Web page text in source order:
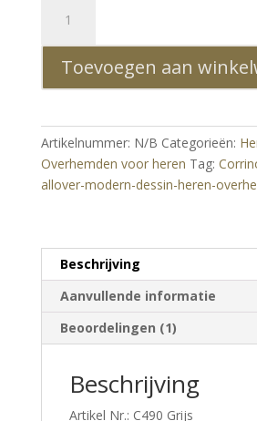
modern
fit
allover
modern
heren
overhemd
Grijs
aantal
Toevoegen aan
Artikelnummer: N/B Categorieën:
Overhemden voor heren Tag:
allover-modern-dessin-heren-
Beschrijving
Aanvullende informatie
Beoordelingen (1)
Beschrijving
Artikel Nr.: C490 Grijs